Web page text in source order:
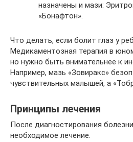
назначены и мази:
«Бонафтон».
Что делать, если болит глаз у
Медикаментозная терапия в
но нужно быть внимательнее к
Например, мазь «Зовиракс»
чувствительных малышей, а
Принципы лечения
После диагностирования
необходимое лечение.